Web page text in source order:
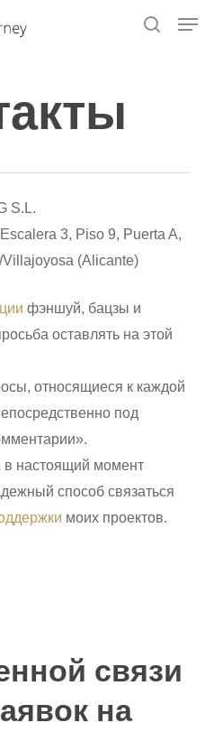
S.L.
3, Piso 9, Puerta A,
(Alicante)
фэншуй, бацзы и
оставлять на этой
относящиеся к каждой
под
в настоящий момент
способ связаться
моих проектов.
связи
на